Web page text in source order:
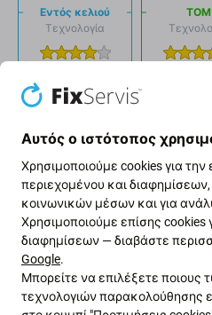
Εντός κελιού
Τεχνολογία
Dropdown
button
ΤΟΜ
Διατηρήστε τη
Tone
Αυτός ο ιστότοπος
Χρησιμοποιούμε cookies για
περιεχομένου και
κοινωνικών μέσων και για
Χρησιμοποιούμε επίσης cookies
διαφημίσεων — διαβάστε
Google.
Μπορείτε να επιλέξετε ποιους
τεχνολογιών παρακολούθησης